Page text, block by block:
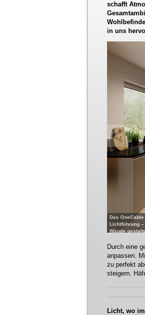
schafft
in uns
Das
Lichtführung
Wände
Durch eine
anpassen.
zu perfekt
steigern.
Licht, wo